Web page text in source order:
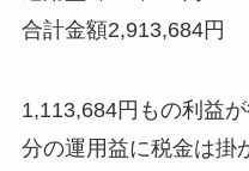
合計金額2,913,684円
1,113,684円もの利益
分の運用益に税金は掛